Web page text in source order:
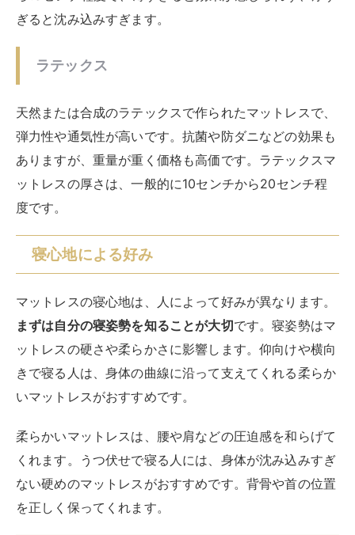
を正しく保ってくれます。
使用用途や使用方法
マットレスは基本的にベッドフレームに置いて使用する
のが前提ですが、中にはロフトなどの高さの都合から床
に直置きをして使用する人もいるかと思います。
マットレスを床に直接敷いて使いたい場合には、床は硬
くて冷たいので、厚めのマットレスを選んだほうが良い
でしょう。
です。
ベッドフレームやボックススプリングに敷く場合は、厚
さ5～10センチの厚さでも問題なく使えるでしょう。二
段ベッドやロフトベッドに敷く場合は高さが限られてい
るので、マットレスの厚さは厚さ5～10センチ程度の薄
型を選ぶのがおすすめです。
耐久年数・使用年数
マットレスの耐久年数や使用年数は、一般的にマットレ
スの厚さが薄いほど、耐久年数が短くなります。薄いマ